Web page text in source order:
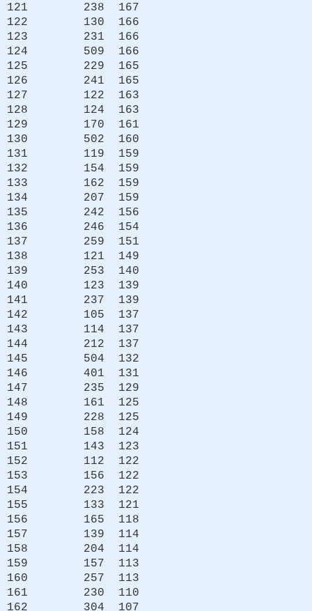
121 238 167
122 130 166
123 231 166
124 509 166
125 229 165
126 241 165
127 122 163
128 124 163
129 170 161
130 502 160
131 119 159
132 154 159
133 162 159
134 207 159
135 242 156
136 246 154
137 259 151
138 121 149
139 253 140
140 123 139
141 237 139
142 105 137
143 114 137
144 212 137
145 504 132
146 401 131
147 235 129
148 161 125
149 228 125
150 158 124
151 143 123
152 112 122
153 156 122
154 223 122
155 133 121
156 165 118
157 139 114
158 204 114
159 157 113
160 257 113
161 230 110
162 304 107